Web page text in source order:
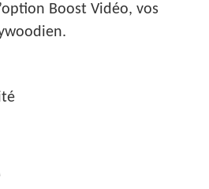
Boost Vidéo, vos